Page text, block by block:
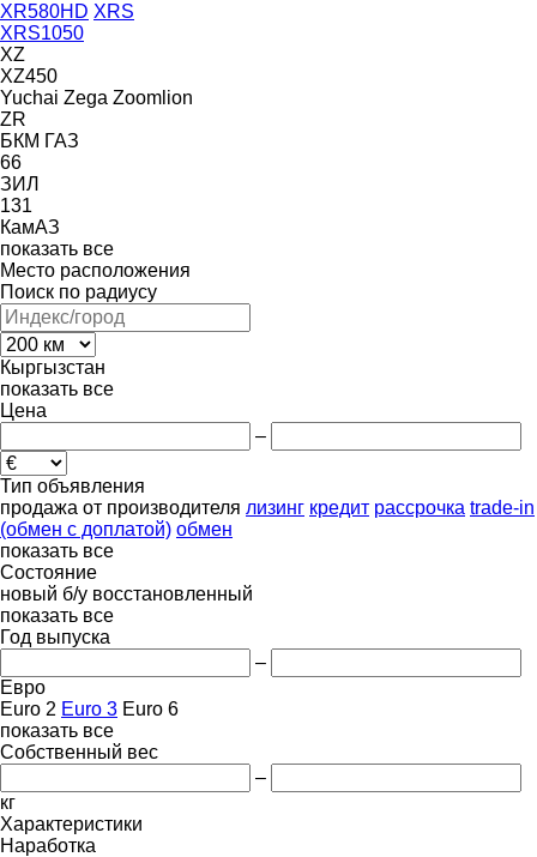
XR580HD XRS
XRS1050
XZ
XZ450
Yuchai Zega Zoomlion
ZR
БКМ ГАЗ
66
ЗИЛ
131
КамАЗ
показать все
Место расположения
Поиск по радиусу
Кыргызстан
показать все
Цена
–
Тип объявления
продажа от производителя лизинг кредит рассрочка trade-in
(обмен с доплатой) обмен
показать все
Состояние
новый б/у восстановленный
показать все
Год выпуска
–
Евро
Euro 2 Euro 3 Euro 6
показать все
Собственный вес
–
кг
Характеристики
Наработка